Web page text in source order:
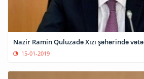
Nazir Ramin Quluzadə Xızı şəhərində
15-01-2019